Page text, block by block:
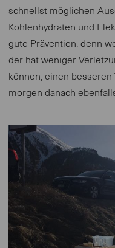
schnellst möglichen
Kohlenhydraten und
gute Prävention, denn
der hat weniger
können, einen
morgen danach